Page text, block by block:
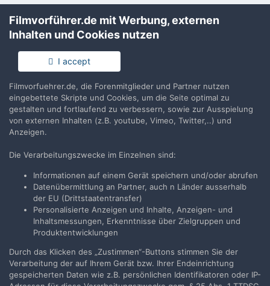
CCD Sensortyp Ein-Chip-Farbsensor
Belichtungsmodus
Brennweite (35mm)
Szenenausnahme
Objektivmodell iPhone 7 back camera 3.99mm f/1.8
Filmvorführer.de via Google durchsuchen:
Sprache
Impressum / Datenschutzerklärung
Nutzungsbedingungen
Realisierung: IN-Solution
Filmvorführer.de mit Werbung, externen
Inhalten und Cookies nutzen
I accept
Filmvorfuehrer.de, die Forenmitglieder und Partner nutzen
eingebettete Skripte und Cookies, um die Seite optimal zu
gestalten und fortlaufend zu verbessern, sowie zur Ausspielung
von externen Inhalten (z.B. youtube, Vimeo, Twitter,..) und
Anzeigen.
Die Verarbeitungszwecke im Einzelnen sind:
Informationen auf einem Gerät speichern und/oder abrufen
Datenübermittlung an Partner, auch n Länder ausserhalb
der EU (Drittstaatentransfer)
Personalisierte Anzeigen und Inhalte, Anzeigen- und
Inhaltsmessungen, Erkenntnisse über Zielgruppen und
Produktentwicklungen
Durch das Klicken des „Zustimmen“-Buttons stimmen Sie der
Verarbeitung der auf Ihrem Gerät bzw. Ihrer Endeinrichtung
gespeicherten Daten wie z.B. persönlichen Identifikatoren oder IP-